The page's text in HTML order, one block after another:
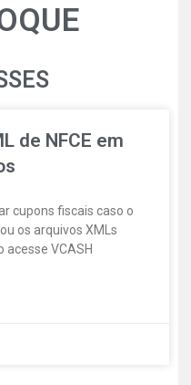
de NFCE em
cupons fiscais caso o
os arquivos XMLs
VCASH